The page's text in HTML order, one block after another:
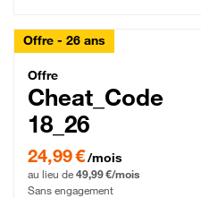
Offre - 26 ans
Cheat_Code
Offre
Cheat_Code
18_26
24,99 € par mois pendant 0 mois
24,99 €/mois
au lieu de 49,99 €/mois
Sans engagement